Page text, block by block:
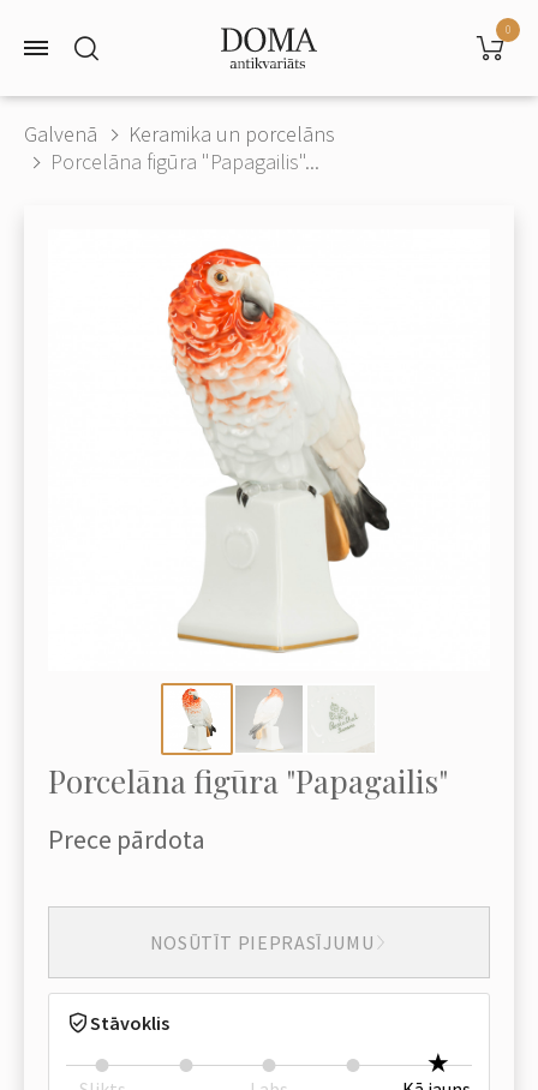
0
Galvenā
Keramika un porcelāns
Porcelāna figūra "Papagailis"...
Porcelāna figūra "Papagailis"
Prece pārdota
NOSŪTĪT PIEPRASĪJUMU
Stāvoklis